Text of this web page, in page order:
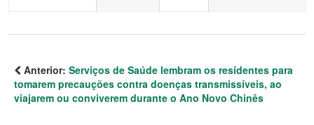
Anterior: Serviços de Saúde lembram os residentes para
tomarem precauções contra doenças transmissíveis, ao
viajarem ou conviverem durante o Ano Novo Chinês